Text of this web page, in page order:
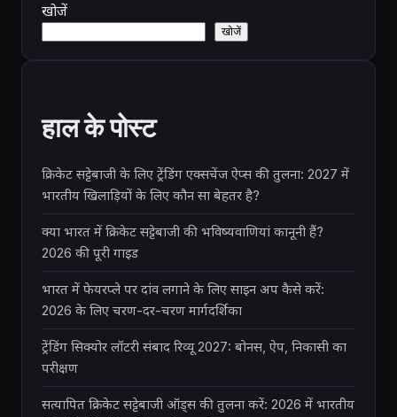
खोजें
खोजें
हाल के पोस्ट
क्रिकेट सट्टेबाजी के लिए ट्रेंडिंग एक्सचेंज ऐप्स की तुलना: 2027 में
भारतीय खिलाड़ियों के लिए कौन सा बेहतर है?
क्या भारत में क्रिकेट सट्टेबाजी की भविष्यवाणियां कानूनी हैं?
2026 की पूरी गाइड
भारत में फेयरप्ले पर दांव लगाने के लिए साइन अप कैसे करें:
2026 के लिए चरण-दर-चरण मार्गदर्शिका
ट्रेंडिंग सिक्योर लॉटरी संबाद रिव्यू 2027: बोनस, ऐप, निकासी का
परीक्षण
सत्यापित क्रिकेट सट्टेबाजी ऑड्स की तुलना करें: 2026 में भारतीय